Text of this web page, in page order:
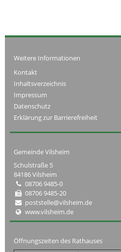
Weitere Informationen
Kontakt
Inhaltsverzeichnis
Impressum
Datenschutz
Erklärung zur Barrierefreiheit
Gemeinde Vilsheim
Schulstraße 5
84186 Vilsheim
08706 9485-0
08706 9485-20
poststelle@vilsheim.de
www.vilsheim.de
Öffnungszeiten des Rathauses